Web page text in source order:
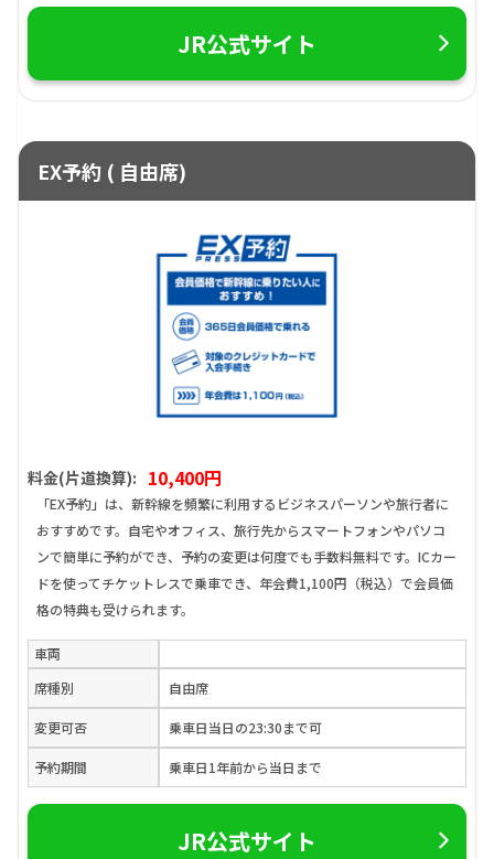
JR公式サイト
EX予約 ( 自由席)
料金(片道換算): 10,400円
「EX予約」は、新幹線を頻繁に利用するビジネスパーソンや旅行者に
おすすめです。自宅やオフィス、旅行先からスマートフォンやパソコ
ンで簡単に予約ができ、予約の変更は何度でも手数料無料です。ICカー
ドを使ってチケットレスで乗車でき、年会費1,100円（税込）で会員価
格の特典も受けられます。
車両
席種別
自由席
変更可否 乗車日当日の23:30まで可
予約期間 乗車日1年前から当日まで
JR公式サイト